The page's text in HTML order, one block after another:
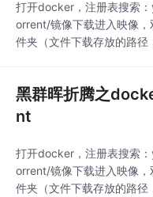
打开docker，注册表搜索
orrent/镜像下载进入映像
件夹（文件下载存放的路径
黑群晖折腾之
nt
打开docker，注册表搜索
orrent/镜像下载进入映像
件夹（文件下载存放的路径